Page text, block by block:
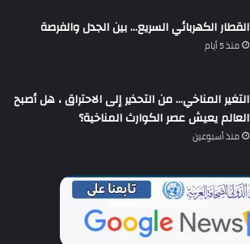
القطار الكهربائي السريع… بين الجدل والفرصة
منذ 5 أيام
التغير المناخي… من التحذير إلى الاحتراق ، هل أصبح
العالم يعيش عصر الكوارث المناخية؟
منذ أسبوعين